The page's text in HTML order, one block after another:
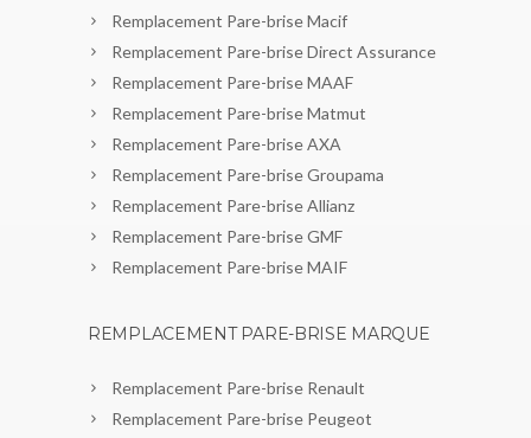
Remplacement Pare-brise Macif
Remplacement Pare-brise Direct Assurance
Remplacement Pare-brise MAAF
Remplacement Pare-brise Matmut
Remplacement Pare-brise AXA
Remplacement Pare-brise Groupama
Remplacement Pare-brise Allianz
Remplacement Pare-brise GMF
Remplacement Pare-brise MAIF
REMPLACEMENT PARE-BRISE MARQUE
Remplacement Pare-brise Renault
Remplacement Pare-brise Peugeot